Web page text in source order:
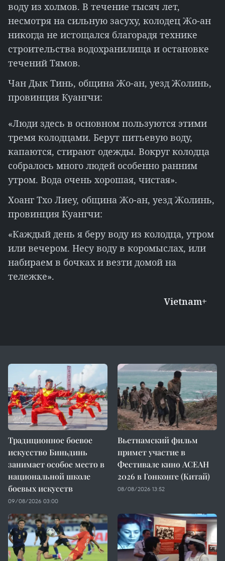
воду из холмов. В течение тысяч лет,
несмотря на сильную засуху, колодец Жо-ан
никогда не истощался благорадя технике
строительства водохранилища и остановке
течений Тямов.
Чан Дык Тинь, община Жо-ан, уезд Жолинь,
провинция Куангчи:
«Люди здесь в основном пользуются этими
тремя колодцами. Берут питьевую воду,
капаются, стирают одежды. Вокруг колодца
собралось много людей особенно ранним
утром. Вода очень хорошая, чистая».
Хоанг Тхо Лиеу, община Жо-ан, уезд Жолинь,
провинция Куангчи:
«Каждый день я беру воду из колодца, утром
или вечером. Несу воду в коромыслах, или
набираем в бочках и везти домой на
тележке».
Vietnam+
Традиционное боевое
искусство Биньдинь
занимает особое место в
национальной школе
боевых искусств
09/08/2026 03:00
Вьетнамский фильм
примет участие в
Фестивале кино АСЕАН
2026 в Гонконге (Китай)
08/08/2026 13:52